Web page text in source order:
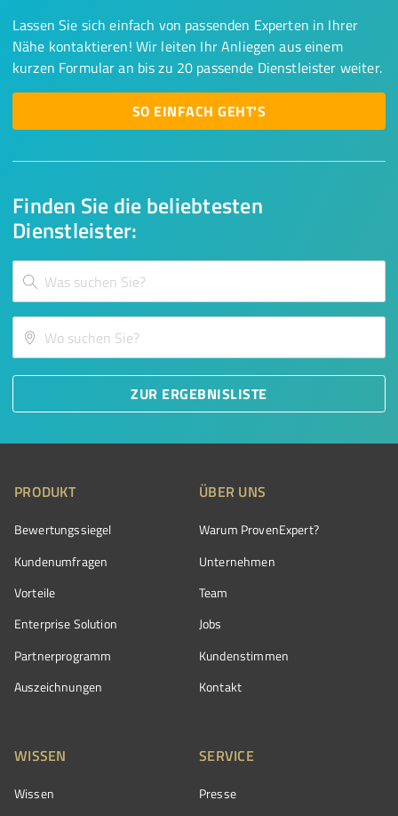
Finden Sie die beliebtesten
Dienstleister:
ZUR ERGEBNISLISTE
Lassen Sie sich einfach von passenden Experten in Ihrer
Nähe kontaktieren! Wir leiten Ihr Anliegen aus einem
kurzen Formular an bis zu 20 passende Dienstleister weiter.
SO EINFACH GEHT'S
PRODUKT
Bewertungssiegel
Kundenumfragen
Vorteile
Enterprise Solution
Partnerprogramm
Auszeichnungen
ÜBER UNS
Warum ProvenExpert?
Unternehmen
Team
Jobs
Kundenstimmen
Kontakt
WISSEN
Wissen
SERVICE
Presse